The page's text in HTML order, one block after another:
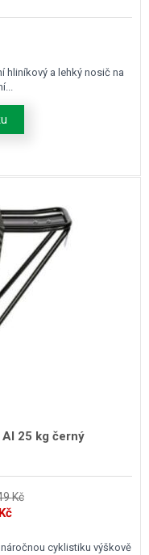
hliníkový a lehký nosič na
25 kg černý
Kč
KčAktuální
je:
cyklistiku výškově